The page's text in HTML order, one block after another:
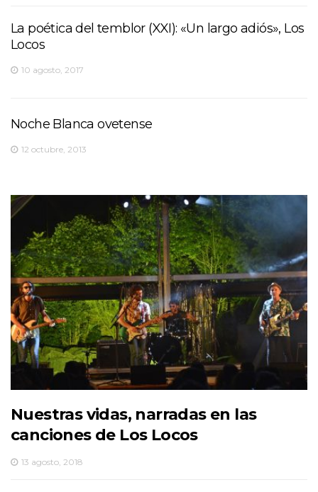
La poética del temblor (XXI): «Un largo adiós», Los
Locos
10 agosto, 2017
Noche Blanca ovetense
12 octubre, 2013
Nuestras vidas, narradas en las
canciones de Los Locos
13 agosto, 2018